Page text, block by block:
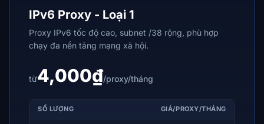
IPv6 Proxy - Loại 1
Proxy IPv6 tốc độ cao, subnet /38 rộng, phù hợp
chạy đa nền tảng mạng xã hội.
từ4,000₫/proxy/tháng
SỐ LƯỢNG GIÁ/PROXY/THÁNG